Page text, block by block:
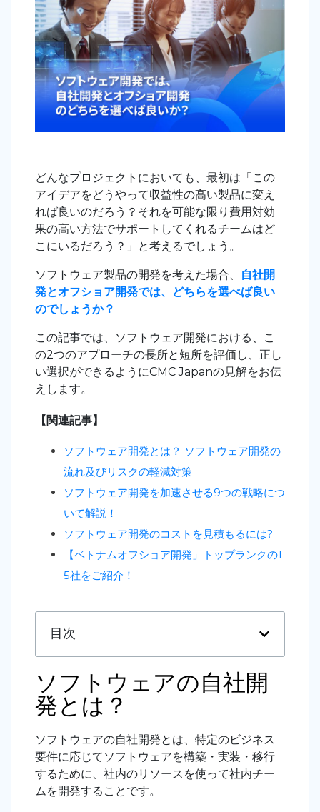
どんなプロジェクトにおいても、最初は「この
アイデアをどうやって収益性の高い製品に変え
れば良いのだろう？それを可能な限り費用対効
果の高い方法でサポートしてくれるチームはど
こにいるだろう？」と考えるでしょう。
ソフトウェア製品の開発を考えた場合、
自社開
発とオフショア開発では、どちらを選べば良い
のでしょうか？
この記事では、ソフトウェア開発における、こ
の2つのアプローチの長所と短所を評価し、正し
い選択ができるようにCMC Japanの見解をお伝
えします。
【関連記事】
ソフトウェア開発とは？ ソフトウェア開発の
流れ及びリスクの軽減対策
ソフトウェア開発を加速させる9つの戦略につ
いて解説！
ソフトウェア開発のコストを見積もるには?
【ベトナムオフショア開発」トップランクの1
5社をご紹介！
目次
ソフトウェアの自社開
発とは？
ソフトウェアの自社開発とは、特定のビジネス
要件に応じてソフトウェアを構築・実装・移行
するために、社内のリソースを使って社内チー
ムを開発することです。